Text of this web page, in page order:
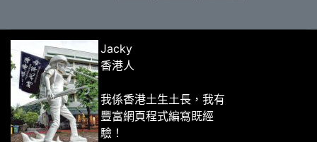
Jacky
香港人
我係香港土生土長，我有
豐富網頁程式編寫既經
驗！